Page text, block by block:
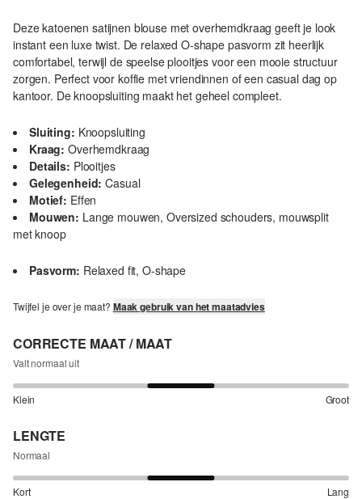
Deze katoenen satijnen blouse met overhemdkraag geeft je look
instant een luxe twist. De relaxed O-shape pasvorm zit heerlijk
comfortabel, terwijl de speelse plooitjes voor een mooie structuur
zorgen. Perfect voor koffie met vriendinnen of een casual dag op
kantoor. De knoopsluiting maakt het geheel compleet.
Sluiting: Knoopsluiting
Kraag: Overhemdkraag
Details: Plooitjes
Gelegenheid: Casual
Motief: Effen
Mouwen: Lange mouwen, Oversized schouders, mouwsplit
met knoop
Pasvorm: Relaxed fit, O-shape
Twijfel je over je maat? Maak gebruik van het maatadvies
CORRECTE MAAT / MAAT
Valt normaal uit
Klein Groot
LENGTE
Normaal
Kort Lang